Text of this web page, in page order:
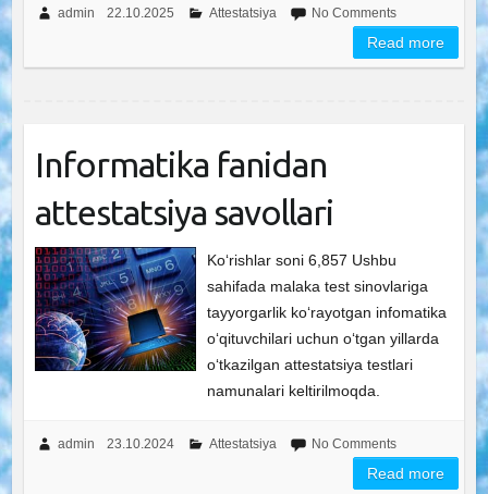
admin 22.10.2025 Attestatsiya No Comments
Read more
Informatika fanidan
attestatsiya savollari
Ko‘rishlar soni 6,857 Ushbu
sahifada malaka test sinovlariga
tayyorgarlik ko‘rayotgan infomatika
o‘qituvchilari uchun o‘tgan yillarda
o‘tkazilgan attestatsiya testlari
namunalari keltirilmoqda.
admin 23.10.2024 Attestatsiya No Comments
Read more